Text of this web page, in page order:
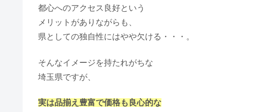
都心へのアクセス良好という
メリットがありながらも、
県としての独自性にはやや欠ける・・・。
そんなイメージを持たれがちな
埼玉県ですが、
実は品揃え豊富で価格も良心的な